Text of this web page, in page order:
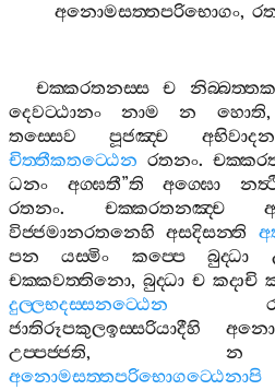
අනොමසත‍්තපරිභොගං,
චක‍්කරතනස‍්ස ච
දෙවට‍්ඨානං
නාම න හොති
තස‍්සෙව
පූජඤ‍්ච
චිත‍්තීකතට‍්ඨෙන රතනං.
ධනං
අග‍්ඝතී”ති අග‍්ඝො
රතනං. චක‍්කරතනඤ‍්ච
විජ‍්ජමානරතනෙහි අසදිසන‍්ති
පන
යස‍්මිං කප‍්පෙ බුද‍්ධා
චක‍්කවත‍්තිනො, බුද‍්ධා ච කදාචි
දුල‍්ලභදස‍්සනට‍්ඨෙන
ජාතිරූපකුලඉස‍්සරියාදීහි
උප‍්පජ‍්ජති, න
අනොමසත‍්තපරිභොගට‍්ඨෙනාපි